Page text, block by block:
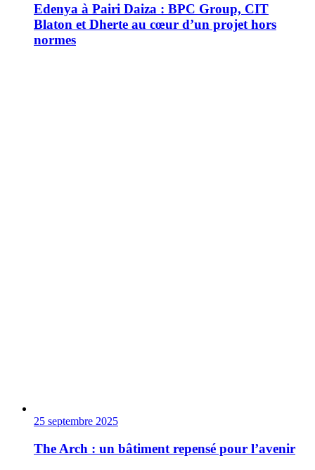
Edenya à Pairi Daiza : BPC Group, CIT
Blaton et Dherte au cœur d’un projet hors
normes
25 septembre 2025
The Arch : un bâtiment repensé pour l’avenir